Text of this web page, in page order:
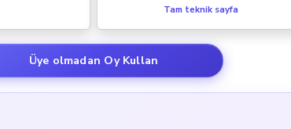
Tam teknik sayfa
Üye olmadan Oy Kullan